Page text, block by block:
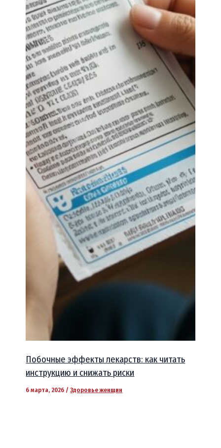
Побочные эффекты лекарств: как читать
инструкцию и снижать риски
6 марта, 2026 /Здоровье женщин